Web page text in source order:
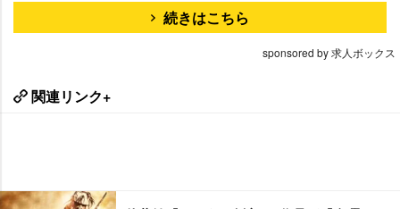
続きはこちら
sponsored by 求人ボックス
関連リンク+